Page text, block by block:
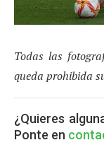
Todas las
queda prohibida
¿Quieres
Ponte en